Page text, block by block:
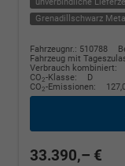
Grenadillschwarz
Fahrzeugnr.: 510788
Fahrzeug mit
Verbrauch kombiniert:
CO2-Klasse:
D
CO2-Emissionen:
33.390,– €